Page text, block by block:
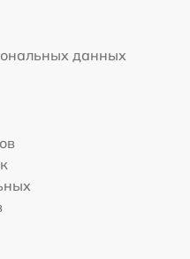
данных